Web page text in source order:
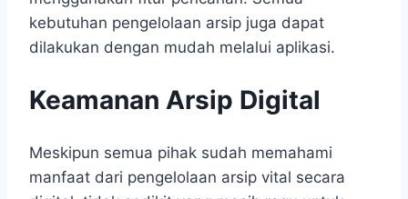
kebutuhan pengelolaan arsip juga dapat
dilakukan dengan mudah melalui aplikasi.
Keamanan Arsip Digital
Meskipun semua pihak sudah memahami
manfaat dari pengelolaan arsip vital secara